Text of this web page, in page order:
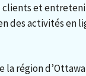
et
des activités en
la région